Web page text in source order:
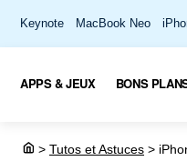
Keynote MacBook Neo
APPS & JEUX BONS
> Tutos et Astuces >